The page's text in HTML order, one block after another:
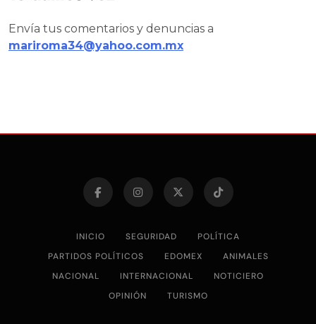
Envía tus comentarios y denuncias a
mariroma34@yahoo.com.mx
INICIO SEGURIDAD
POLÍTICA
PARTIDOS POLÍTICOS
EDOMEX
ANIMALES
NACIONAL
INTERNACIONAL
NOTICIERO
OPINIÓN
TURISMO